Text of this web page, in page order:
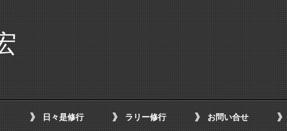
日々是修行 ラリー修行 お問い合せ